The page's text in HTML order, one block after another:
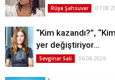
Rüya Şahsuvar
“Kim kazandı?”,
yer değiştiriyor…
Sevginar Sali 06.08.2026